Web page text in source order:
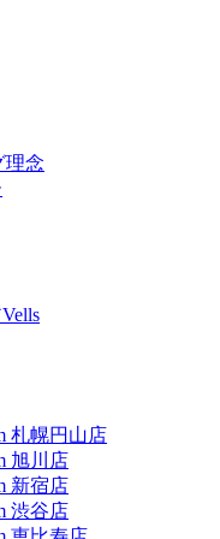
理念
札幌円山店
旭川店
新宿店
渋谷店